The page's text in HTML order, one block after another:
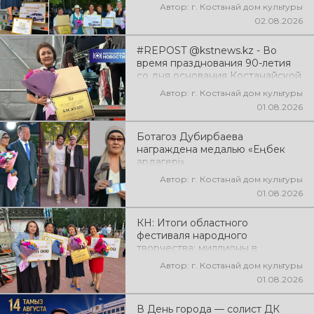
Автор: г. Костанай дом культуры
02.08.2026
#REPOST @kstnews.kz - Во
время празднования 90-летия
со дня основания Костанайской
области подвели итоги 38-го
фестиваля самодеятельного
Автор: г. Костанай дом культуры
01.08.2026
Ботагоз Дубирбаева
награждена медалью «Еңбек
ардагері»
Автор: г. Костанай дом культуры
01.08.2026
КН: Итоги областного
фестиваля народного
творчества: миллионы в
культуруАвтор: г. Костанай дом культуры
01.08.2026
В День города — солист ДК